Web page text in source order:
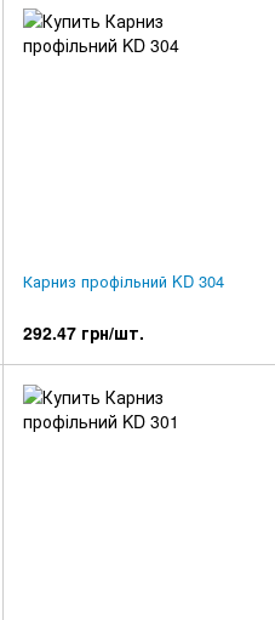
Карниз профільний KD 304
292.47 грн/шт.